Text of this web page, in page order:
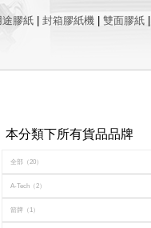
途膠紙 封箱膠紙機 雙面膠紙
本分類下所有貨品品牌
全部 （20）
A-Tech （2）
箭牌 （1）